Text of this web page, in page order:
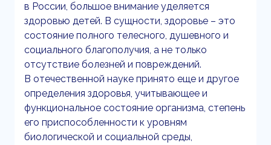
в России, большое внимание уделяется
здоровью детей. В сущности, здоровье – это
состояние полного телесного, душевного и
социального благополучия, а не только
отсутствие болезней и повреждений.
В отечественной науке принято еще и другое
определения здоровья, учитывающее и
функциональное состояние организма, степень
его приспособленности к уровням
биологической и социальной среды,